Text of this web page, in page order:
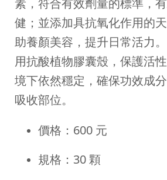
素，符合有效劑量的標準，
健；並添加具抗氧化作用的
助養顏美容，提升日常活力
用抗酸植物膠囊殼，保護活
境下依然穩定，確保功效成
吸收部位。
價格：600 元
規格：30 顆